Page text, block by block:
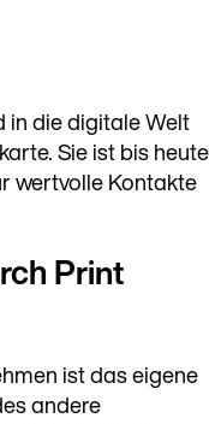
in die digitale Welt
Sie ist bis heute
wertvolle Kontakte
Print
ist das eigene
andere